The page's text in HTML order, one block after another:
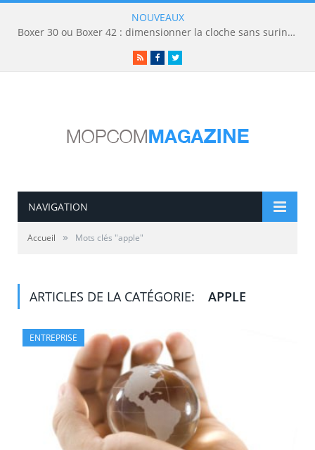
NOUVEAUX
Boxer 30 ou Boxer 42 : dimensionner la cloche sans surinvestir
RSSFacebookTwitter
NAVIGATION
Accueil » Mots clés "apple"
ARTICLES DE LA CATÉGORIE: APPLE
ENTREPRISE